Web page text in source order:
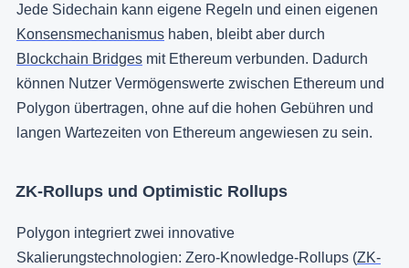
Jede Sidechain kann eigene Regeln und einen eigenen
Konsensmechanismus haben, bleibt aber durch
Blockchain Bridges mit Ethereum verbunden. Dadurch
können Nutzer Vermögenswerte zwischen Ethereum und
Polygon übertragen, ohne auf die hohen Gebühren und
langen Wartezeiten von Ethereum angewiesen zu sein.
ZK-Rollups und Optimistic Rollups
Polygon integriert zwei innovative
Skalierungstechnologien: Zero-Knowledge-Rollups (ZK-